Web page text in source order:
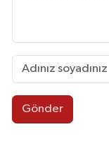
Gönder